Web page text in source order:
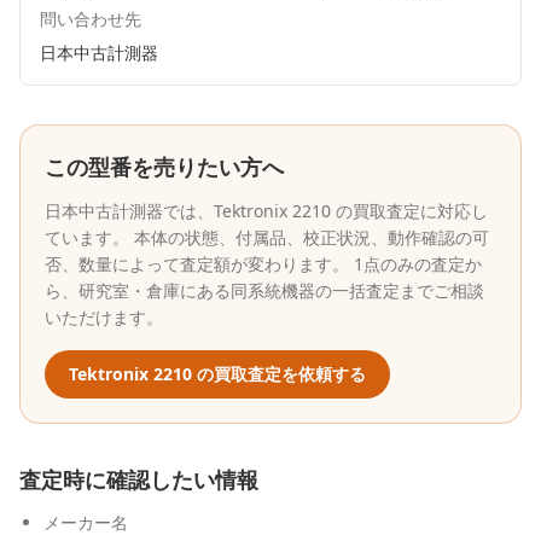
問い合わせ先
日本中古計測器
この型番を売りたい方へ
日本中古計測器では、 Tektronix 2210 の買取査定に対応し
ています。 本体の状態、付属品、校正状況、動作確認の可
否、数量によって査定額が変わります。 1点のみの査定か
ら、研究室・倉庫にある同系統機器の一括査定までご相談
いただけます。
Tektronix 2210 の買取査定を依頼する
査定時に確認したい情報
メーカー名